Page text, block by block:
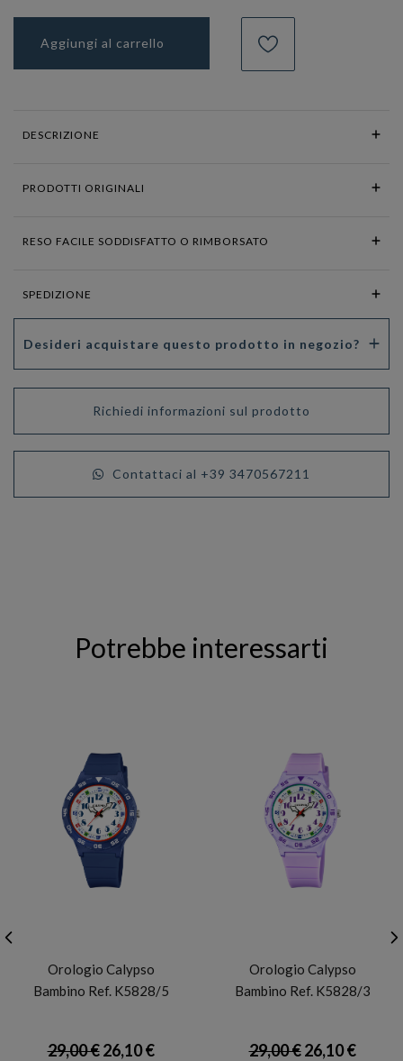
Aggiungi al carrello
DESCRIZIONE
PRODOTTI ORIGINALI
RESO FACILE SODDISFATTO O RIMBORSATO
SPEDIZIONE
Desideri acquistare questo prodotto in negozio?
Richiedi informazioni sul prodotto
Contattaci al +39 3470567211
Potrebbe interessarti
Orologio Calypso
Bambino Ref. K5828/5
29,00 €26,10 €
Orologio Calypso
Bambino Ref. K5828/3
29,00 €26,10 €